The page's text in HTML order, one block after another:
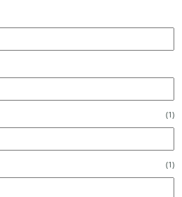
(1)
(1)